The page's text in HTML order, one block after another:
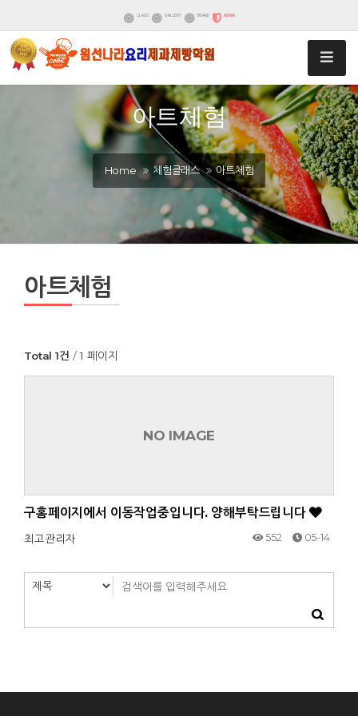
CLASS GALLERY BOARD ADMIN
아트체험
Home 체험클래스 아트체험
아트체험
Total 1건 1 페이지
NO IMAGE
구홈페이지에서 이동작업중입니다. 양해부탁드립니다
최고관리자 552 05-14